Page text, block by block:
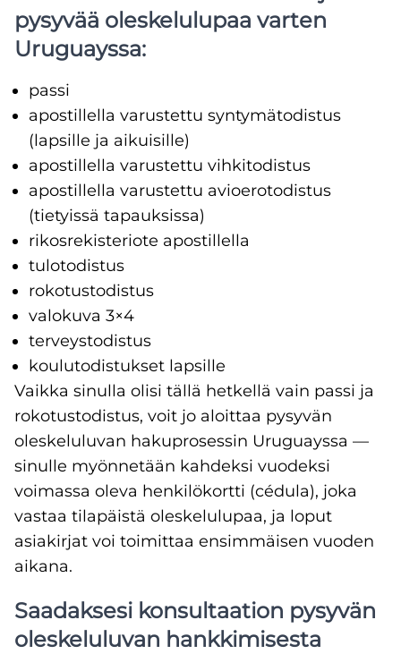
pysyvää oleskelulupaa varten
Uruguayssa:
passi
apostillella varustettu syntymätodistus
(lapsille ja aikuisille)
apostillella varustettu vihkitodistus
apostillella varustettu avioerotodistus
(tietyissä tapauksissa)
rikosrekisteriote apostillella
tulotodistus
rokotustodistus
valokuva 3×4
terveystodistus
koulutodistukset lapsille
Vaikka sinulla olisi tällä hetkellä vain passi ja
rokotustodistus, voit jo aloittaa pysyvän
oleskeluluvan hakuprosessin Uruguayssa —
sinulle myönnetään kahdeksi vuodeksi
voimassa oleva henkilökortti (cédula), joka
vastaa tilapäistä oleskelulupaa, ja loput
asiakirjat voi toimittaa ensimmäisen vuoden
aikana.
Saadaksesi konsultaation pysyvän
oleskeluluvan hankkimisesta